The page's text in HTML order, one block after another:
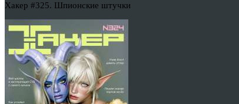
Хакер #325. Шпионские штучки